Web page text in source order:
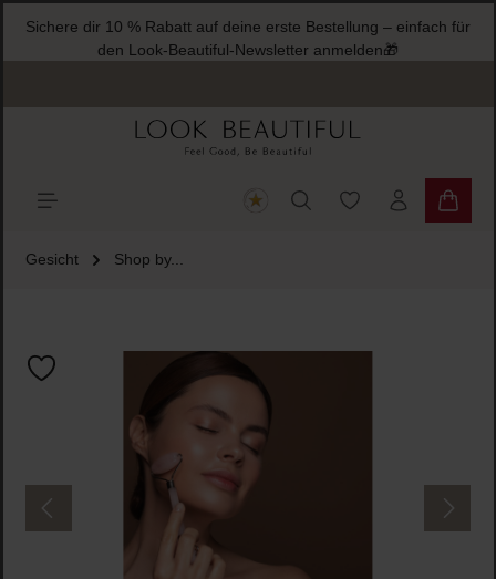
springen
Sichere dir 10 % Rabatt auf deine erste Bestellung – einfach für
den Look-Beautiful-Newsletter anmelden🎁
Du hast 0
Gesicht Shop by...